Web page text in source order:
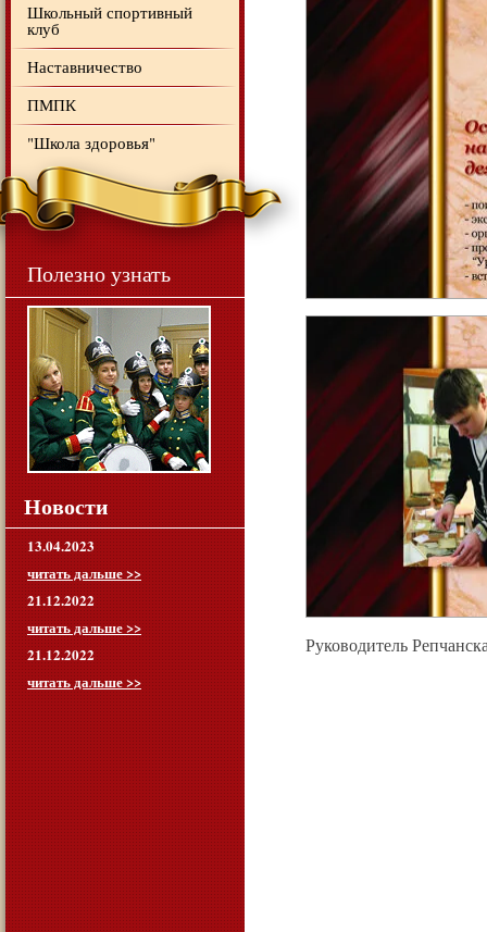
Руководитель
Школьный спортивный
клуб
Наставничество
ПМПК
"Школа здоровья"
Полезно узнать
Новости
13.04.2023
читать дальше >>
21.12.2022
читать дальше >>
21.12.2022
читать дальше >>